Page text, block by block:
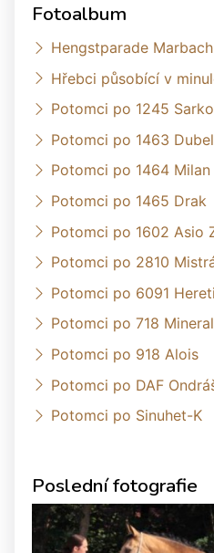
Fotoalbum
Hengstparade
Hřebci působící v
Potomci po 1245
Potomci po 1463 Dubel
Potomci po 1464 Milan
Potomci po 1465 Drak
Potomci po 1602 Asio
Potomci po 2810
Potomci po 6091
Potomci po 718 Mineral
Potomci po 918 Alois
Potomci po DAF
Potomci po Sinuhet-K
Poslední fotografie